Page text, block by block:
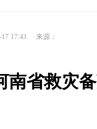
17:43 来源：
南省救灾